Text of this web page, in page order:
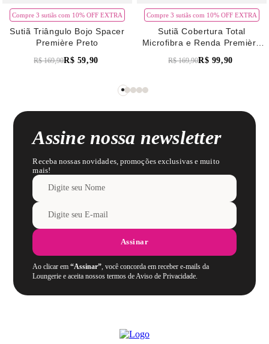
Compre 3 sutiãs com 10% OFF EXTRA
Sutiã Triângulo Bojo Spacer
Première Preto
R$ 169,90R$ 59,90
Compre 3 sutiãs com 10% OFF EXTRA
Sutiã Cobertura Total
Microfibra e Renda Première
R$ 169,90R$ 99,90
Assine nossa newsletter
Receba nossas novidades, promoções exclusivas e muito
mais!
Assinar
Ao clicar em“Assinar” , você concorda em receber e-mails da
Loungerie e aceita nossos termos de Aviso de Privacidade.